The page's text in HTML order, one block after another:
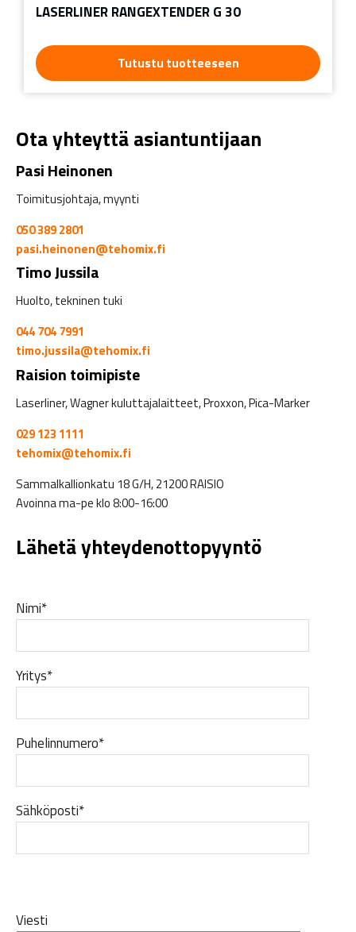
LASERLINER RANGEXTENDER G 30
Tutustu tuotteeseen
Ota yhteyttä asiantuntijaan
Pasi Heinonen
Toimitusjohtaja, myynti
050 389 2801
pasi.heinonen@tehomix.fi
Timo Jussila
Huolto, tekninen tuki
044 704 7991
timo.jussila@tehomix.fi
Raision toimipiste
Laserliner, Wagner kuluttajalaitteet, Proxxon, Pica-Marker
029 123 1111
tehomix@tehomix.fi
Sammalkallionkatu 18 G/H, 21200 RAISIO
Avoinna ma-pe klo 8:00-16:00
Lähetä yhteydenottopyyntö
Nimi*
Yritys*
Puhelinnumero*
Sähköposti*
Viesti